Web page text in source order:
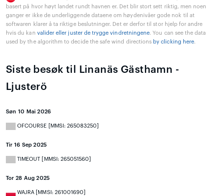
basert på hvor høyt landet rundt havnen er. Det blir stort sett riktig, men noen
ganger er ikke de underliggende dataene om høydenivåer gode nok til at
softwaren klarer å ta riktige beslutninger. Det er derfor til stor hjelp for andre
hvis du kan valider eller juster de trygge vindretningene. You can see the data
used by the algorithm to decide the safe wind directions by clicking here.
Siste besøk til Linanäs Gästhamn -
Ljusterö
Søn 10 Mai 2026
OFCOURSE [MMSI: 265083250]
Tir 16 Sep 2025
TIMEOUT [MMSI: 265051560]
Tor 28 Aug 2025
WAJRA [MMSI: 261001690]